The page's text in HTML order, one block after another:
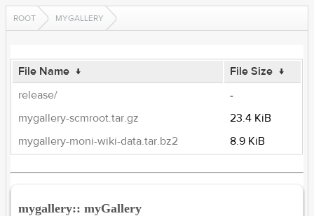
ROOT MYGALLERY
File Name ↓ File Size ↓
release/
-
mygallery-scmroot.tar.gz
23.4 KiB
mygallery-moni-wiki-data.tar.bz2
8.9 KiB
mygallery:: myGallery